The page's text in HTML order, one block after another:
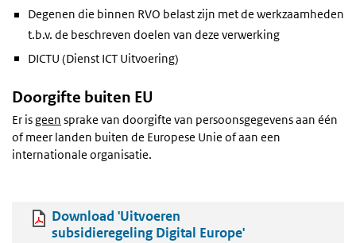
Degenen die binnen RVO belast zijn met de werkzaamheden
t.b.v. de beschreven doelen van deze verwerking
DICTU (Dienst ICT Uitvoering)
Doorgifte buiten EU
Er isgeen sprake van doorgifte van persoonsgegevens aan één
of meer landen buiten de Europese Unie of aan een
internationale organisatie.
Download 'Uitvoeren
subsidieregeling Digital Europe'